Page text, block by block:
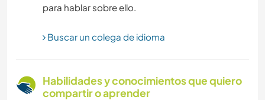
COCINA Y ALIMENTACIÓN
para hablar sobre ello.
Buscar un colega de idioma
Habilidades y conocimientos que quiero
compartir o aprender